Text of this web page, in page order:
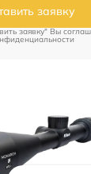
заявку
заявку" Вы